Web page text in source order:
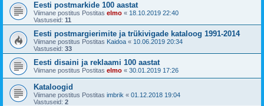
Eesti postmarkide 100 aastat
Viimane postitus Postitas elmo « 18.10.2019 22:40
Vastuseid: 11
Eesti postmargierimite ja trükivigade kataloog 1991-2014
Viimane postitus Postitas Kaidoa « 10.06.2019 20:34
Vastuseid: 33
Eesti disaini ja reklaami 100 aastat
Viimane postitus Postitas elmo « 30.01.2019 17:26
Kataloogid
Viimane postitus Postitas imbrik « 01.12.2018 19:04
Vastuseid: 2